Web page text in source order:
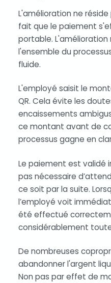
L'amélioration ne
fait que le paiement
portable.
l'ensemble du
fluide.
L'employé saisit le
QR. Cela évite les
encaissements
ce montant avant de
processus gagne en
Le paiement est validé
pas nécessaire
ce soit par la suite.
l’employé voit
été effectué
considérablement
De nombreuses
abandonner l'argent
Non pas par effet de